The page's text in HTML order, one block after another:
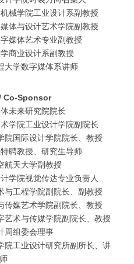
械学院工业设计系副教授
体与设计艺术学院副教授
媒体艺术专业副教授
商业设计系副教授
大学数字媒体系讲师
Co-Sponsor
未来研究院院长
学院工业设计学院副院长
院国际设计学院院长、教授
聘教授、研究生导师
航天大学副教授
学院视觉传达专业负责人
与工程学院副院长、副教授
传媒艺术学院副院长、教授
艺术与传媒学院副院长、教授
周组委会理事
院工业设计研究所副所长、讲
师